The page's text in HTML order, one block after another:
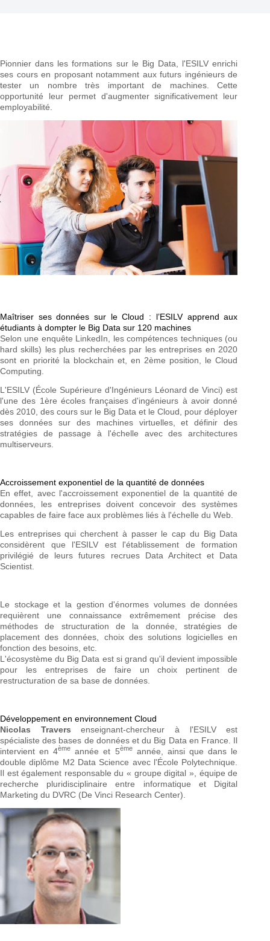
Pionnier dans les formations sur le Big Data, l'ESILV enrichi
ses cours en proposant notamment aux futurs ingénieurs de
tester un nombre très important de machines. Cette
opportunité leur permet d'augmenter significativement leur
employabilité.
Maîtriser ses données sur le Cloud : l’ESILV apprend aux
étudiants à dompter le Big Data sur 120 machines
Selon une enquête LinkedIn, les compétences techniques (ou
hard skills) les plus recherchées par les entreprises en 2020
sont en priorité la blockchain et, en 2ème position, le Cloud
Computing.
L'ESILV (École Supérieure d'Ingénieurs Léonard de Vinci) est
l'une des 1ère écoles françaises d'ingénieurs à avoir donné
dès 2010, des cours sur le Big Data et le Cloud, pour déployer
ses données sur des machines virtuelles, et définir des
stratégies de passage à l'échelle avec des architectures
multiserveurs.
Accroissement exponentiel de la quantité de données
En effet, avec l'accroissement exponentiel de la quantité de
données, les entreprises doivent concevoir des systèmes
capables de faire face aux problèmes liés à l'échelle du Web.
Les entreprises qui cherchent à passer le cap du Big Data
considèrent que l'ESILV est l'établissement de formation
privilégié de leurs futures recrues Data Architect et Data
Scientist.
Le stockage et la gestion d'énormes volumes de données
requièrent une connaissance extrêmement précise des
méthodes de structuration de la donnée, stratégies de
placement des données, choix des solutions logicielles en
fonction des besoins, etc.
L'écosystème du Big Data est si grand qu'il devient impossible
pour les entreprises de faire un choix pertinent de
restructuration de sa base de données.
Développement en environnement Cloud
Nicolas Travers enseignant-chercheur à l'ESILV est
spécialiste des bases de données et du Big Data en France. Il
intervient en 4ème année et 5èmeannée, ainsi que dans le
double diplôme M2 Data Science avec l'École Polytechnique.
Il est également responsable du « groupe digital », équipe de
recherche pluridisciplinaire entre informatique et Digital
Marketing du DVRC (De Vinci Research Center).